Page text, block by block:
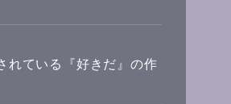
れている『好きだ』の作